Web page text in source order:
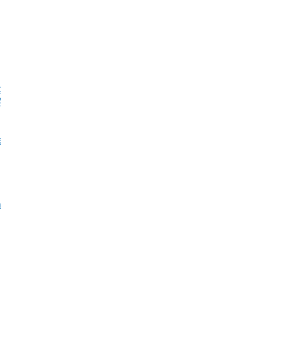
Fahrzeugkombinationen nach § 70 StVZO beantragen
Arbeitsmaschinen (z.B. Gabelstapler, Mähdrescher)